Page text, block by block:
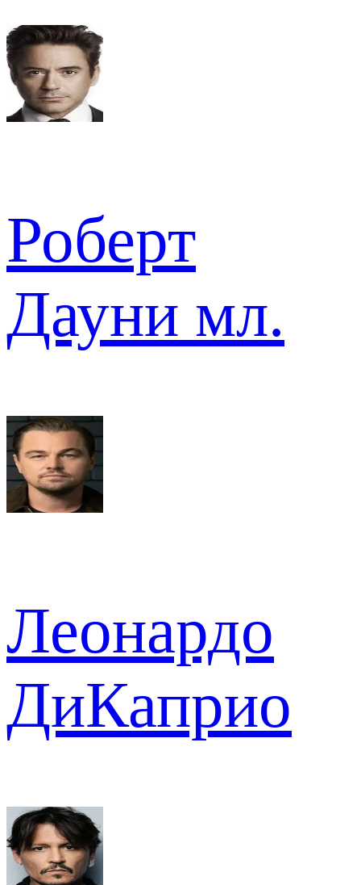
Роберт
Дауни мл.
Леонардо
ДиКаприо